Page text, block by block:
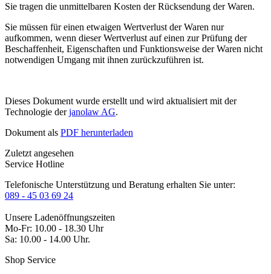
Sie tragen die unmittelbaren Kosten der Rücksendung der Waren.
Sie müssen für einen etwaigen Wertverlust der Waren nur
aufkommen, wenn dieser Wertverlust auf einen zur Prüfung der
Beschaffenheit, Eigenschaften und Funktionsweise der Waren nicht
notwendigen Umgang mit ihnen zurückzuführen ist.
Dieses Dokument wurde erstellt und wird aktualisiert mit der
Technologie derjanolaw AG.
Dokument als PDF herunterladen
Zuletzt angesehen
Service Hotline
Telefonische Unterstützung und Beratung erhalten Sie unter:
089 - 45 03 69 24
Unsere Ladenöffnungszeiten
Mo-Fr: 10.00 - 18.30 Uhr
Sa: 10.00 - 14.00 Uhr.
Shop Service